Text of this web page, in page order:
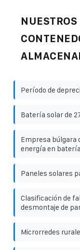
NUESTROS
Período de
Batería solar de
Empresa búlgara
energía en
Paneles solares
Clasificación de
desmontaje de
Microrredes